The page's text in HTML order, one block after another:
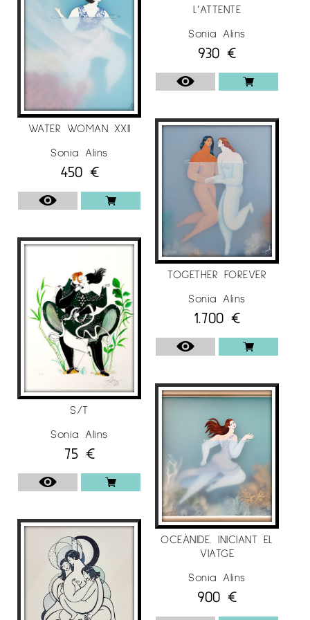
WATER WOMAN XXII
Sonia Alins
450 €
S/T
Sonia Alins
75 €
L’ATTENTE
Sonia Alins
930 €
TOGETHER FOREVER
Sonia Alins
1.700 €
OCEÀNIDE. INICIANT EL
VIATGE
Sonia Alins
900 €